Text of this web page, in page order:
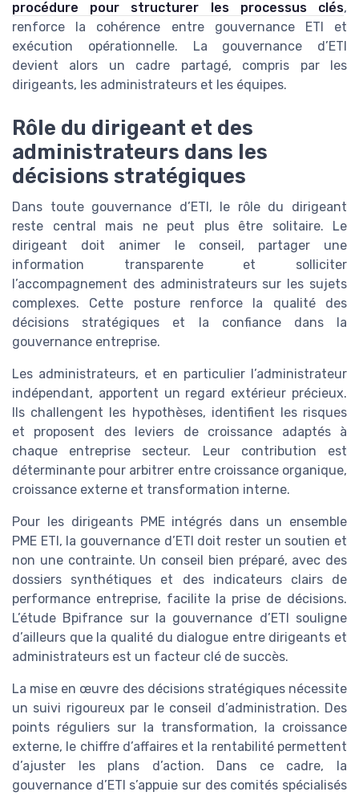
procédure pour structurer les processus clés,
renforce la cohérence entre gouvernance ETI et
exécution opérationnelle. La gouvernance d’ETI
devient alors un cadre partagé, compris par les
dirigeants, les administrateurs et les équipes.
Rôle du dirigeant et des
administrateurs dans les
décisions stratégiques
Dans toute gouvernance d’ETI, le rôle du dirigeant
reste central mais ne peut plus être solitaire. Le
dirigeant doit animer le conseil, partager une
information transparente et solliciter
l’accompagnement des administrateurs sur les sujets
complexes. Cette posture renforce la qualité des
décisions stratégiques et la confiance dans la
gouvernance entreprise.
Les administrateurs, et en particulier l’administrateur
indépendant, apportent un regard extérieur précieux.
Ils challengent les hypothèses, identifient les risques
et proposent des leviers de croissance adaptés à
chaque entreprise secteur. Leur contribution est
déterminante pour arbitrer entre croissance organique,
croissance externe et transformation interne.
Pour les dirigeants PME intégrés dans un ensemble
PME ETI, la gouvernance d’ETI doit rester un soutien et
non une contrainte. Un conseil bien préparé, avec des
dossiers synthétiques et des indicateurs clairs de
performance entreprise, facilite la prise de décisions.
L’étude Bpifrance sur la gouvernance d’ETI souligne
d’ailleurs que la qualité du dialogue entre dirigeants et
administrateurs est un facteur clé de succès.
La mise en œuvre des décisions stratégiques nécessite
un suivi rigoureux par le conseil d’administration. Des
points réguliers sur la transformation, la croissance
externe, le chiffre d’affaires et la rentabilité permettent
d’ajuster les plans d’action. Dans ce cadre, la
gouvernance d’ETI s’appuie sur des comités spécialisés